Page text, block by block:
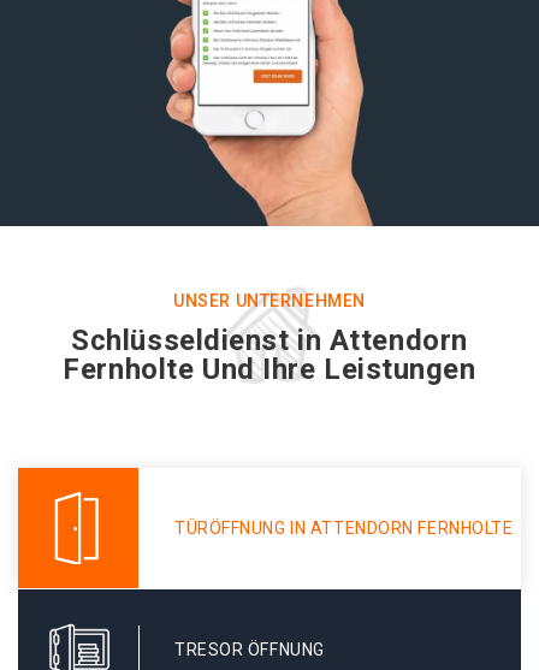
UNSER UNTERNEHMEN
Schlüsseldienst in Attendorn
Fernholte Und Ihre Leistungen
TÜRÖFFNUNG IN ATTENDORN FERNHOLTE
TRESOR ÖFFNUNG